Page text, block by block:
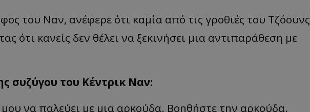
του Ναν, ανέφερε ότι καμία από τις γροθιές του Τζόουνς
ότι κανείς δεν θέλει να ξεκινήσει μια αντιπαράθεση με
συζύγου του Κέντρικ Ναν:
να παλεύει με μια αρκούδα. Βοηθήστε την αρκούδα.